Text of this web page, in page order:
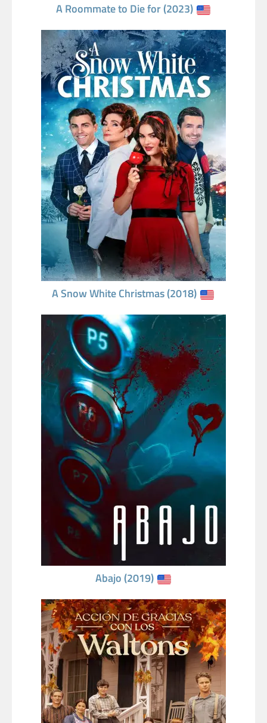
A Roommate to Die for (2023)
A Snow White Christmas (2018)
Abajo (2019)